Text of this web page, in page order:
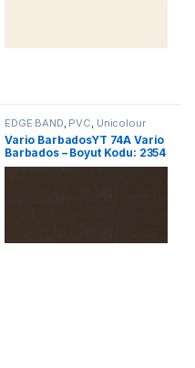
EDGE BAND, PVC, Unicolour
Vario BarbadosYT 74A Vario
Barbados – Boyut Kodu: 2354